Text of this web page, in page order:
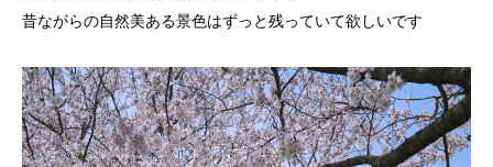
昔ながらの自然美ある景色はずっと残っていて欲しいです